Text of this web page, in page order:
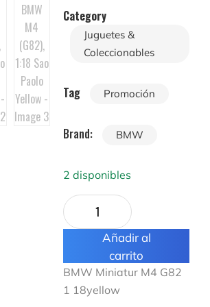
Category
Juguetes &
Coleccionables
Tag Promoción
Brand: BMW
2 disponibles
Añadir al
carrito
BMW Miniatur M4 G82
1 18yellow